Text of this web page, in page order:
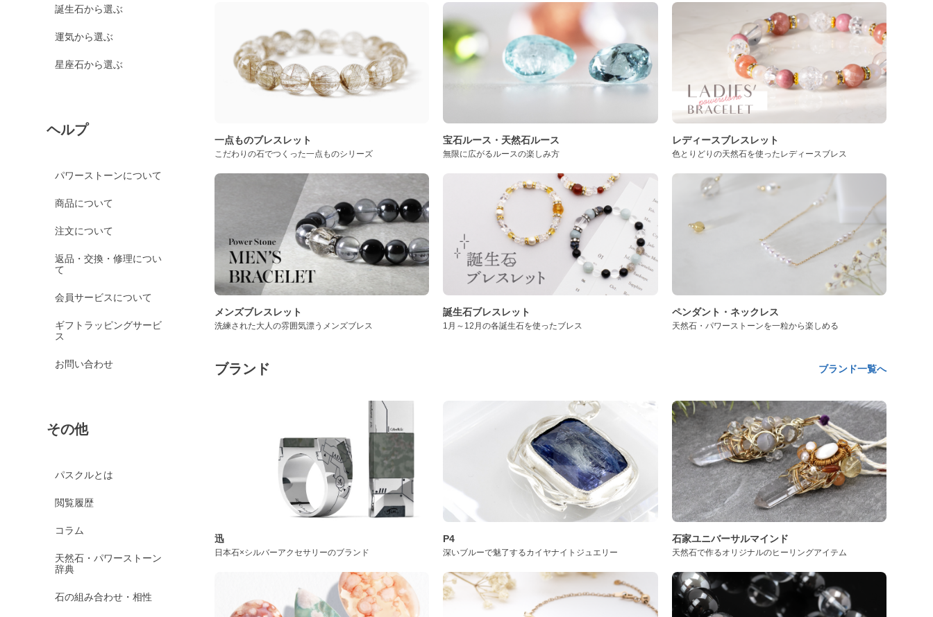
誕生石から選ぶ
運気から選ぶ
星座石から選ぶ
ヘルプ
パワーストーンについて
商品について
注文について
返品・交換・修理につい
て
会員サービスについて
ギフトラッピングサービ
ス
お問い合わせ
その他
パスクルとは
閲覧履歴
コラム
天然石・パワーストーン
辞典
石の組み合わせ・相性
一点ものブレスレット
こだわりの石でつくった一点ものシリーズ
宝石ルース・天然石ルース
無限に広がるルースの楽しみ方
レディースブレスレット
色とりどりの天然石を使ったレディースブレス
メンズブレスレット
洗練された大人の雰囲気漂うメンズブレス
誕生石ブレスレット
1月～12月の各誕生石を使ったブレス
ペンダント・ネックレス
天然石・パワーストーンを一粒から楽しめる
ブランド ブランド一覧へ
迅
日本石×シルバーアクセサリーのブランド
P4
深いブルーで魅了するカイヤナイトジュエリー
石家ユニバーサルマインド
天然石で作るオリジナルのヒーリングアイテム